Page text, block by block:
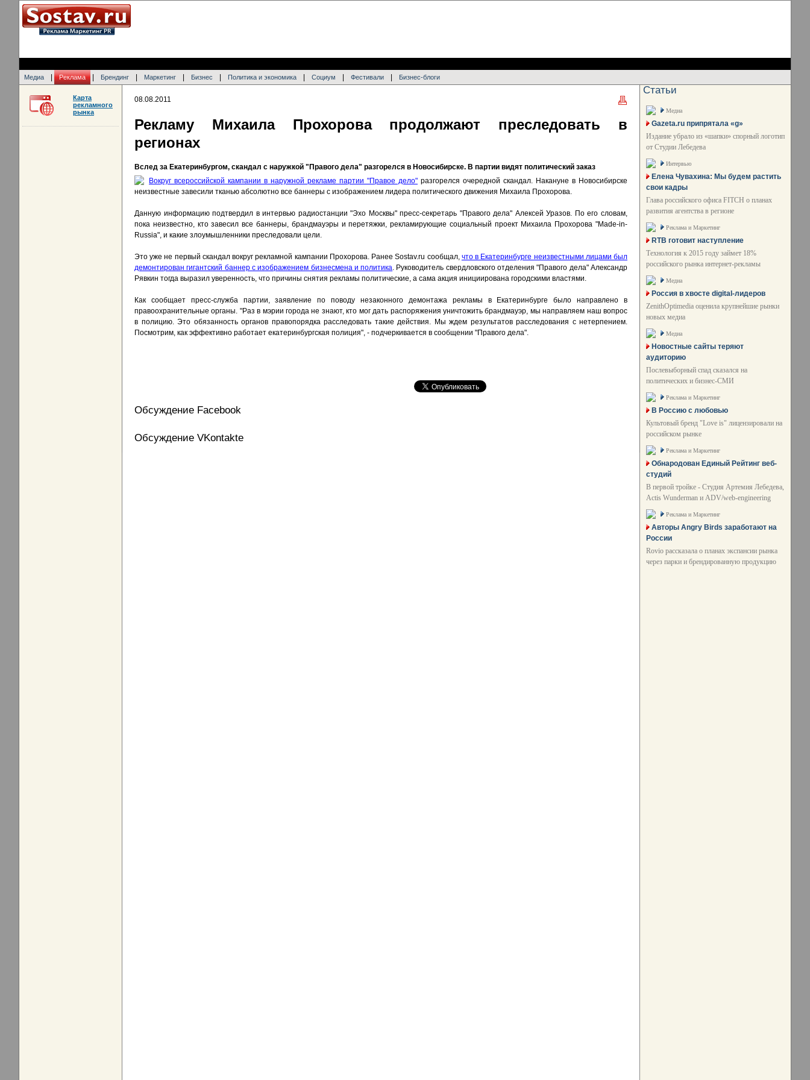
Медиа Реклама Брендинг Маркетинг Бизнес Политика и экономика Социум Фестивали Бизнес-блоги
08.08.2011
Рекламу Михаила Прохорова продолжают преследовать в
регионах
Вслед за Екатеринбургом, скандал с наружкой "Правого дела" разгорелся в Новосибирске. В партии видят политический заказ
Вокруг всероссийской кампании в наружной рекламе партии "Правое дело" разгорелся очередной скандал. Накануне в Новосибирске
неизвестные завесили тканью абсолютно все баннеры с изображением лидера политического движения Михаила Прохорова.
Данную информацию подтвердил в интервью радиостанции "Эхо Москвы" пресс-секретарь "Правого дела" Алексей Уразов. По его словам,
пока неизвестно, кто завесил все баннеры, брандмауэры и перетяжки, рекламирующие социальный проект Михаила Прохорова "Made-in-
Russia", и какие злоумышленники преследовали цели.
Это уже не первый скандал вокруг рекламной кампании Прохорова. Ранее Sostav.ru сообщал, что в Екатеринбурге неизвестными лицами был
демонтирован гигантский баннер с изображением бизнесмена и политика. Руководитель свердловского отделения "Правого дела" Александр
Рявкин тогда выразил уверенность, что причины снятия рекламы политические, а сама акция инициирована городскими властями.
Как сообщает пресс-служба партии, заявление по поводу незаконного демонтажа рекламы в Екатеринбурге было направлено в
правоохранительные органы. "Раз в мэрии города не знают, кто мог дать распоряжения уничтожить брандмауэр, мы направляем наш вопрос
в полицию. Это обязанность органов правопорядка расследовать такие действия. Мы ждем результатов расследования с нетерпением.
Посмотрим, как эффективно работает екатеринбургская полиция", - подчеркивается в сообщении "Правого дела".
Обсуждение Facebook
Обсуждение VKontakte
Карта
рекламного
рынка
Статьи
Медиа
Gazeta.ru припрятала «g»
Издание убрало из «шапки» спорный логотип
от Студии Лебедева
Интервью
Елена Чувахина: Мы будем растить
свои кадры
Глава российского офиса FITCH о планах
развития агентства в регионе
Реклама и Маркетинг
RTB готовит наступление
Технология к 2015 году займет 18%
российского рынка интернет-рекламы
Медиа
Россия в хвосте digital-лидеров
ZenithOptimedia оценила крупнейшие рынки
новых медиа
Медиа
Новостные сайты теряют
аудиторию
Послевыборный спад сказался на
политических и бизнес-СМИ
Реклама и Маркетинг
В Россию с любовью
Культовый бренд "Love is" лицензировали на
российском рынке
Реклама и Маркетинг
Обнародован Единый Рейтинг веб-
студий
В первой тройке - Студия Артемия Лебедева,
Actis Wunderman и ADV/web-engineering
Реклама и Маркетинг
Авторы Angry Birds заработают на
России
Rovio рассказала о планах экспансии рынка
через парки и брендированную продукцию